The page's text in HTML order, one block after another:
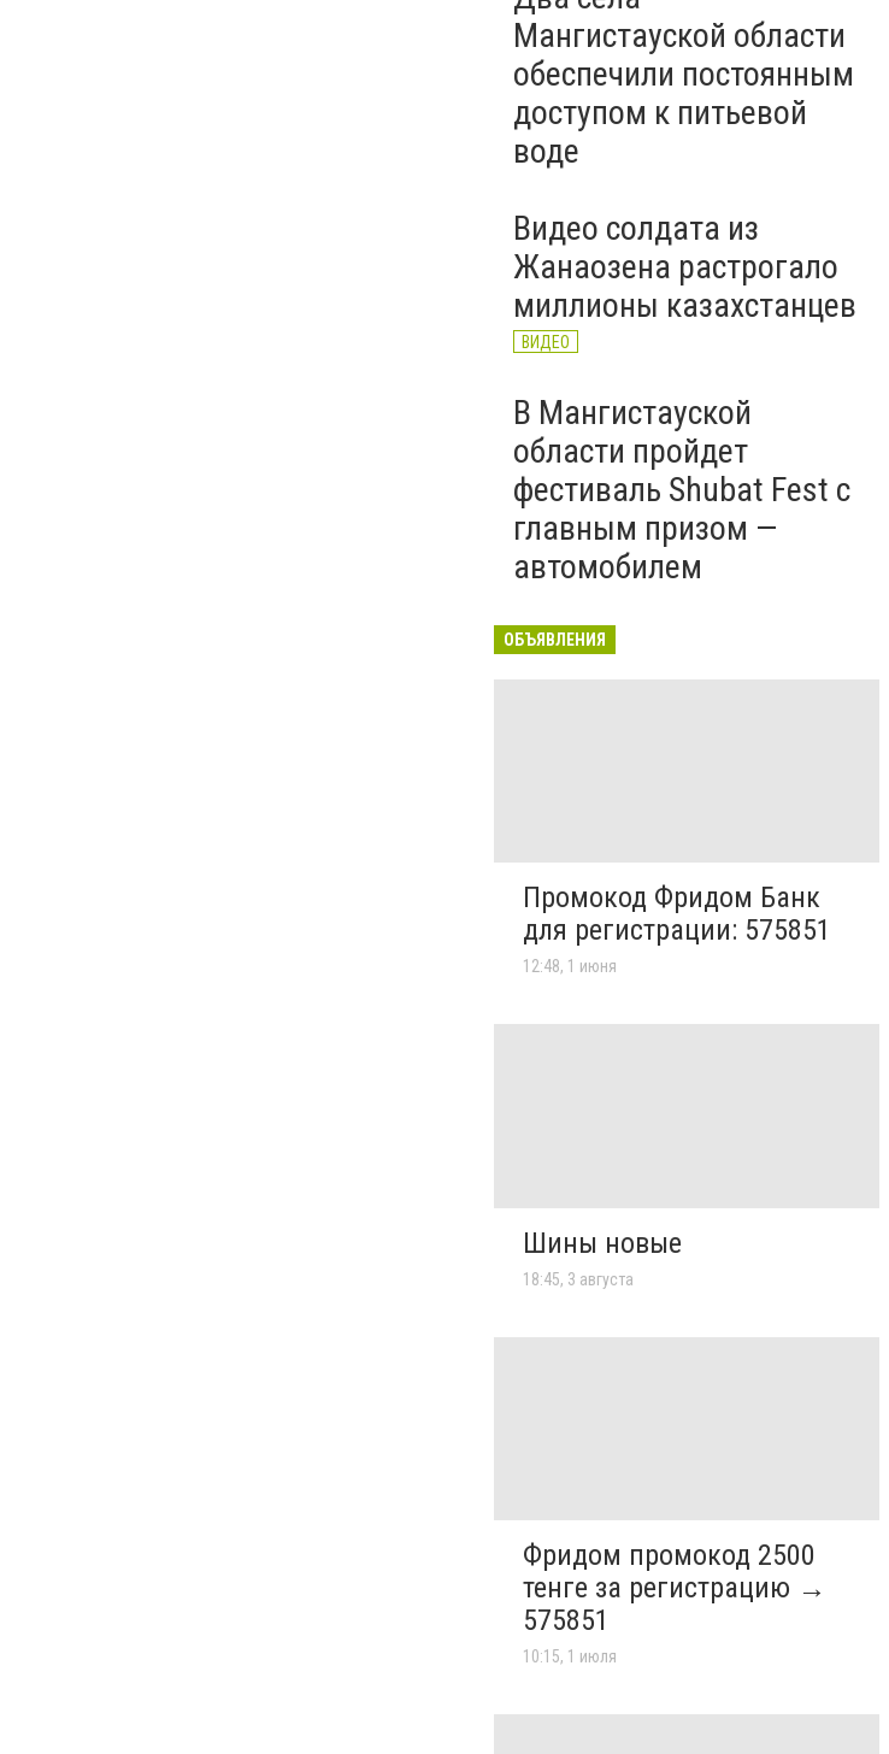
Мангистауской области
обеспечили постоянным
доступом к питьевой
воде
Видео солдата из
Жанаозена растрогало
миллионы казахстанцев
ВИДЕО
В Мангистауской
области пройдет
фестиваль Shubat Fest с
главным призом —
автомобилем
ОБЪЯВЛЕНИЯ
Промокод Фридом Банк
для регистрации: 575851
12:48, 1 июня
Шины новые
18:45, 3 августа
Фридом промокод 2500
тенге за регистрацию →
575851
10:15, 1 июля